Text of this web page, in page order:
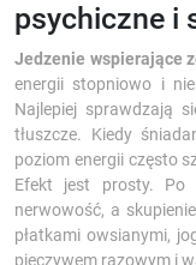
psychiczne i
Jedzenie wspierające
energii stopniowo i
Najlepiej sprawdzają
tłuszcze. Kiedy
poziom energii często
Efekt jest prosty. Po
nerwowość, a
płatkami owsianymi,
pieczywem razowym i